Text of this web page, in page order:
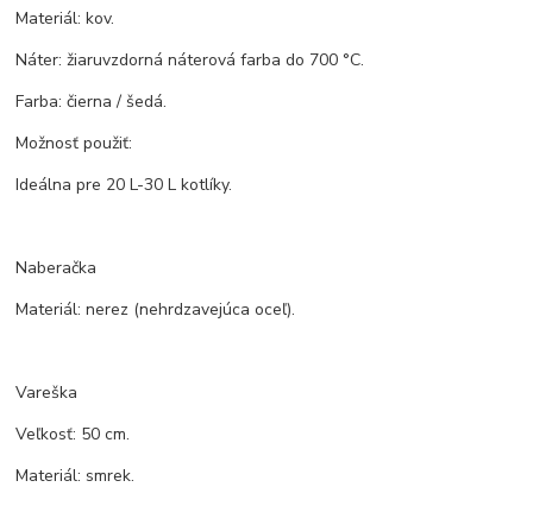
Materiál: kov.
Náter: žiaruvzdorná náterová farba do 700 °C.
Farba: čierna / šedá.
Možnosť použiť:
Ideálna pre 20 L-30 L kotlíky.
Naberačka
Materiál: nerez (nehrdzavejúca oceľ).
Vareška
Veľkosť: 50 cm.
Materiál: smrek.